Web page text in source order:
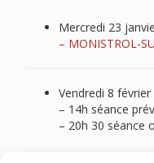
Mercredi 23
– MONISTROL-
Vendredi 8 février
– 14h séance
– 20h 30 séance